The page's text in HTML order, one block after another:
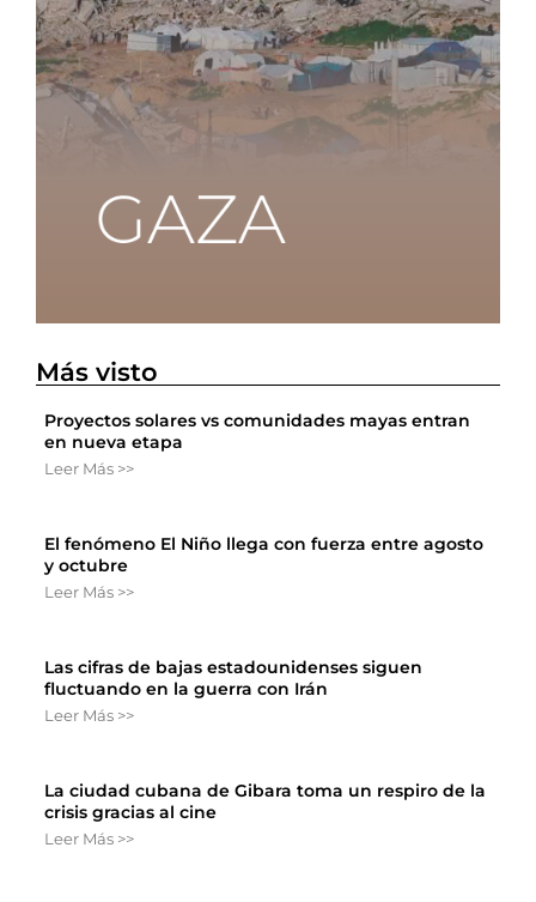
Más visto
Proyectos solares vs comunidades mayas entran
en nueva etapa
Leer Más >>
El fenómeno El Niño llega con fuerza entre agosto
y octubre
Leer Más >>
Las cifras de bajas estadounidenses siguen
fluctuando en la guerra con Irán
Leer Más >>
La ciudad cubana de Gibara toma un respiro de la
crisis gracias al cine
Leer Más >>